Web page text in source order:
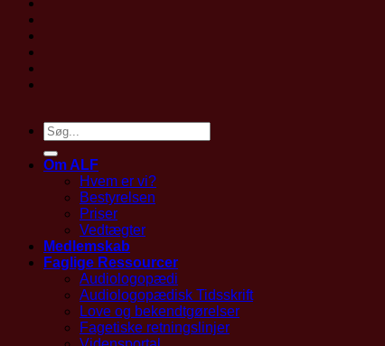
Om ALF
Hvem er vi?
Bestyrelsen
Priser
Vedtægter
Medlemskab
Faglige Ressourcer
Audiologopædi
Audiologopædisk Tidsskrift
Love og bekendtgørelser
Fagetiske retningslinjer